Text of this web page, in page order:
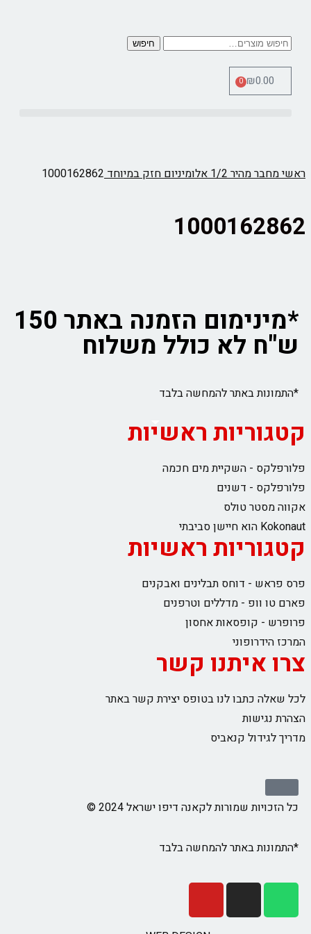
חיפוש
₪0.00
0
ראשימחבר מהיר 1/2 אלומיניום חזק במיוחד 1000162862
1000162862
*מינימום הזמנה באתר 150
ש"ח לא כולל משלוח
*התמונות באתר להמחשה בלבד
קטגוריות ראשיות
פלורפלקס - השקיית מים חכמה
פלורפלקס - דשנים
אקווה מסטר טולס
Kokonaut הוא חיישן סביבתי
קטגוריות ראשיות
פרס פראש - דוחס תבלינים ואבקנים
פארם טו וופ - מדללים וטרפנים
פרופרש - קופסאות אחסון
המרכז הידרופוני
צרו איתנו קשר
לכל שאלה כתבו לנו בטופס יצירת קשר באתר
הצהרת נגישות
מדריך לגידול קנאביס
כל הזכויות שמורות לקאנה דיפו ישראל 2024 ©
*התמונות באתר להמחשה בלבד